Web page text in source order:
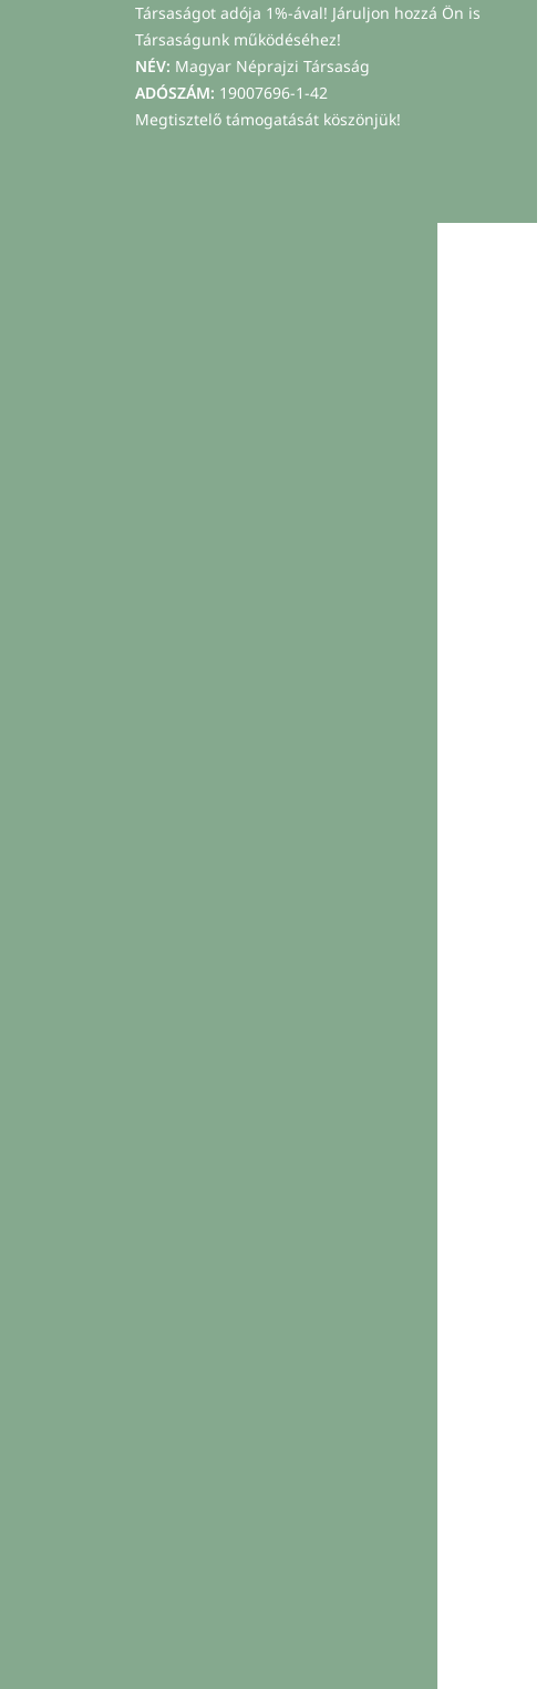
Társaságot adója 1%-ával! Járuljon hozzá Ön is
Társaságunk működéséhez!
NÉV: Magyar Néprajzi Társaság
ADÓSZÁM: 19007696-1-42
Megtisztelő támogatását köszönjük!